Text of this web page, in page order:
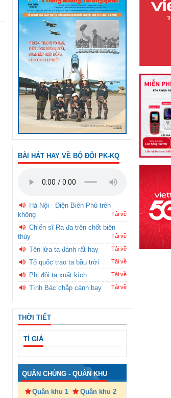
BÀI HÁT HAY VỀ BỘ ĐỘI PK-KQ
Hà Nội - Điện Biên Phủ trên
không
Tải về
Chiến sĩ Ra đa trên chốt biên
thùy
Tải về
Tên lửa ta đánh rất hay Tải về
Tổ quốc trao ta bầu trời Tải về
Phi đội ta xuất kích Tải về
Tình Bác chắp cánh bay Tải về
THỜI TIẾT
TỈ GIÁ
QUÂN CHỦNG - QUÂN KHU
Quân khu 1
Quân khu 2